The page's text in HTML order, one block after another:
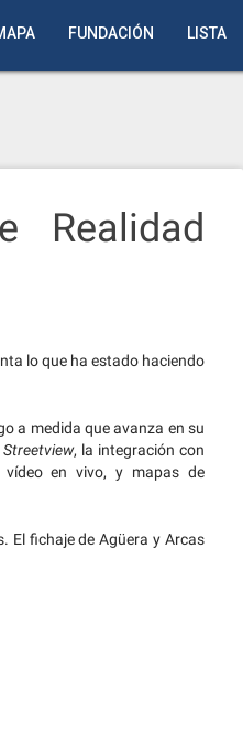
FUNDACIÓN LISTA
Realidad
lo que ha estado haciendo
a medida que avanza en su
Streetview, la integración con
vídeo en vivo, y mapas de
El fichaje de Agüera y Arcas